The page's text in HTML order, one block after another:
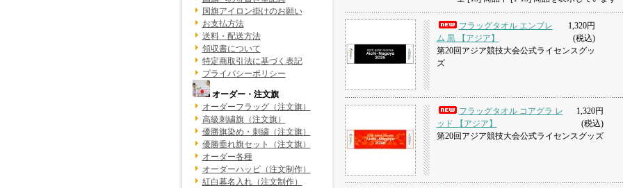
国旗アイロン掛けのお願い
お支払方法
送料・配送方法
領収書について
特定商取引法に基づく表記
プライバシーポリシー
オーダー・注文旗
オーダーフラッグ（注文旗）
高級刺繍旗（注文旗）
優勝旗染め・刺繍（注文旗）
優勝垂れ旗セット（注文旗）
オーダー各種
オーダーハッピ（注文制作）
紅白幕名入れ（注文制作）
フラッグタオル エンブレ
ム 黒 【アジア】
1,320円
(税込)
第20回アジア競技大会公式ライセンスグッ
ズ
フラッグタオル コアグラ レ
ッド 【アジア】
1,320円
(税込)
第20回アジア競技大会公式ライセンスグッズ